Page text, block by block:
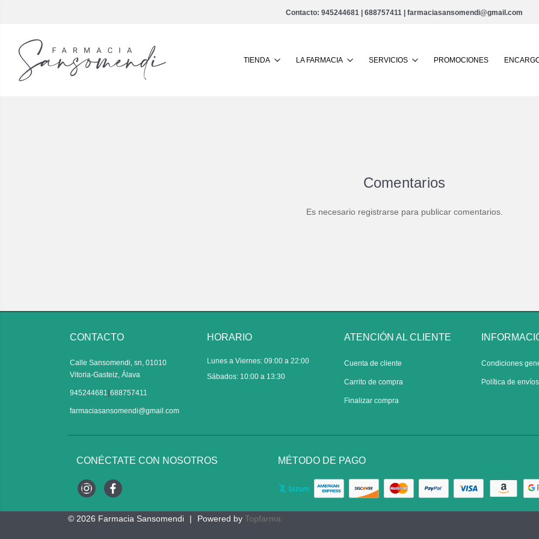
Contacto: 945244681 | 688757411 | farmaciasansomendi@gmail.com
TIENDA LA FARMACIA SERVICIOS PROMOCIONES
Comentarios
Es necesario registrarse para publicar comentarios.
CONTACTO
Calle Sansomendi, sn, 01010
Vitoria-Gasteiz, Álava
945244681|688757411
farmaciasansomendi@gmail.com
HORARIO
Lunes a Viernes: 09:00 a 22:00
Sábados: 10:00 a 13:30
ATENCIÓN AL CLIENTE
Cuenta de cliente
Carrito de compra
Finalizar compra
Condiciones
Política de
CONÉCTATE CON NOSOTROS
InstagramFacebook
MÉTODO DE PAGO
© 2026 Farmacia Sansomendi | Powered by Topfarma